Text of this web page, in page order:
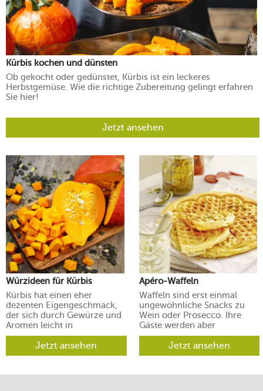
Kürbis kochen und dünsten
Ob gekocht oder gedünstet, Kürbis ist ein leckeres
Herbstgemüse. Wie die richtige Zubereitung gelingt erfahren
Sie hier!
Jetzt ansehen
Würzideen für Kürbis
Kürbis hat einen eher
dezenten Eigengeschmack,
der sich durch Gewürze und
Aromen leicht in
verschiedene Richtungen
lenken lässt.Jetzt ansehen
Apéro-Waffeln
Waffeln sind erst einmal
ungewöhnliche Snacks zu
Wein oder Prosecco. Ihre
Gäste werden aber
begeistert sein.
Jetzt ansehen